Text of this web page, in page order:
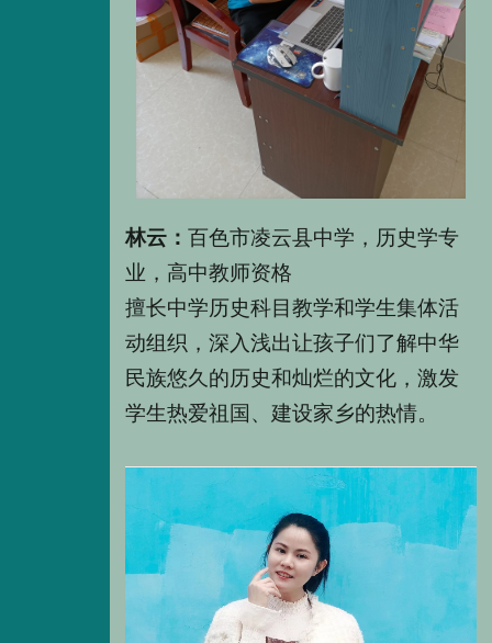
林云： 百色市凌云县中学，历史学专
业，高中教师资格
擅长中学历史科目教学和学生集体活
动组织，深入浅出让孩子们了解中华
民族悠久的历史和灿烂的文化，激发
学生热爱祖国、建设家乡的热情。